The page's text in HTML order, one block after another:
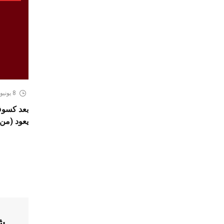
8 يونيو، 2026
يعود (من 2 الى 9 جويلية